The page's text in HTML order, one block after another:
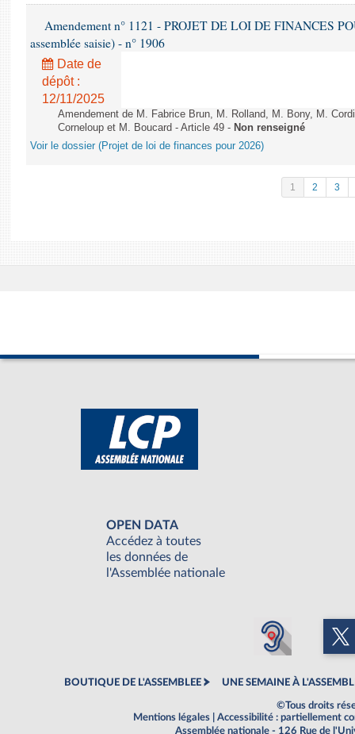
Amendement n° 1121 - PROJET DE LOI DE FINANCES
assemblée saisie) - n° 1906
Date de
dépôt :
12/11/2025
Amendement de M. Fabrice Brun, M. Rolland, M. Bony, M.
Corneloup et M. Boucard - Article 49 - Non renseigné
Voir le dossier (Projet de loi de finances pour 2026)
1 2 3
OPEN DATA
Accédez à toutes
les données de
l'Assemblée nationale
BOUTIQUE DE L'ASSEMBLEE UNE SEMAINE À
©Tous droits
Mentions légales
Accessibilité : partiellement
Assemblée nationale - 126 Rue de